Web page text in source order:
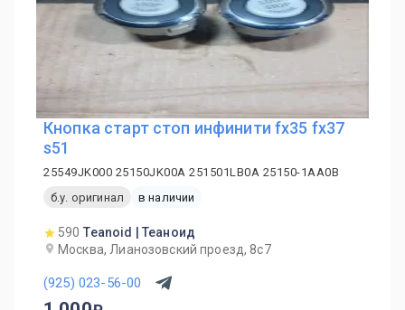
Кнопка старт стоп инфинити fx35 fx37
s51
25549JK000 25150JK00A 251501LB0A 25150-1AA0B
б.у. оригинал
в наличии
590 Teanoid | Теаноид
Москва, Лианозовский проезд, 8с7
(925) 023-56-00